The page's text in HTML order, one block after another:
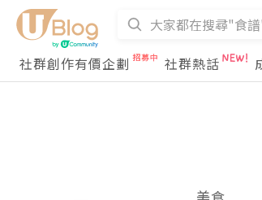
社群創作有價企劃 社群熱話